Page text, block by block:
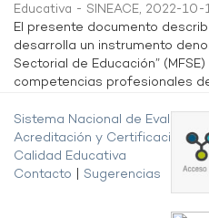
Educativa - SINEACE, 2022-10-
El presente documento
desarrolla un instrumento
Sectorial de Educación”
competencias profesionales del
Sistema Nacional de Evaluación,
Acreditación y Certificación de
Calidad Educativa
Contacto
Sugerencias